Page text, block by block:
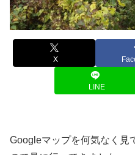
X
LINE
Googleマップを何気なく見